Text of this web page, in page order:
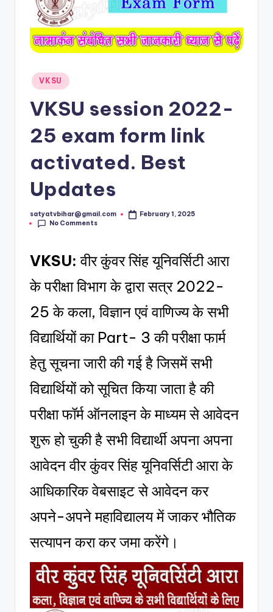
VKSU
VKSU session 2022-
25 exam form link
activated. Best
Updates
satyatvbihar@gmail.com
February 1, 2025
No Comments
VKSU: वीर कुंवर सिंह यूनिवर्सिटी आरा
के परीक्षा विभाग के द्वारा सत्र 2022-
25 के कला, विज्ञान एवं वाणिज्य के सभी
विद्यार्थियों का Part- 3 की परीक्षा फार्म
हेतु सूचना जारी की गई है जिसमें सभी
विद्यार्थियों को सूचित किया जाता है की
परीक्षा फॉर्म ऑनलाइन के माध्यम से आवेदन
शुरू हो चुकी है सभी विद्यार्थी अपना अपना
आवेदन वीर कुंवर सिंह यूनिवर्सिटी आरा के
आधिकारिक वेबसाइट से आवेदन कर
अपने-अपने महाविद्यालय में जाकर भौतिक
सत्यापन करा कर जमा करेंगे।